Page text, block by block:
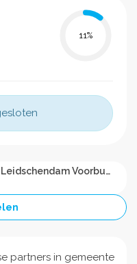
11%
Partners Doe Mee Weken Leidschendam Voorburg 2024
partners in gemeente